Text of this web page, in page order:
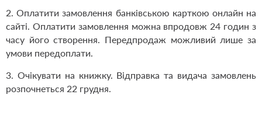
2. Оплатити замовлення банківською карткою онлайн на
сайті. Оплатити замовлення можна впродовж 24 годин з
часу його створення. Передпродаж можливий лише за
умови передоплати.
3. Очікувати на книжку. Відправка та видача замовлень
розпочнеться 22 грудня.